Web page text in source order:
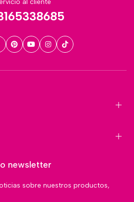
al cliente
newsletter
sobre nuestros productos,